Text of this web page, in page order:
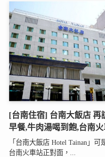
[台南住宿] 台南大飯店 再
早餐,牛肉湯喝到飽,台南
「台南大飯店 Hotel Tainan」
台南火車站正對面，...